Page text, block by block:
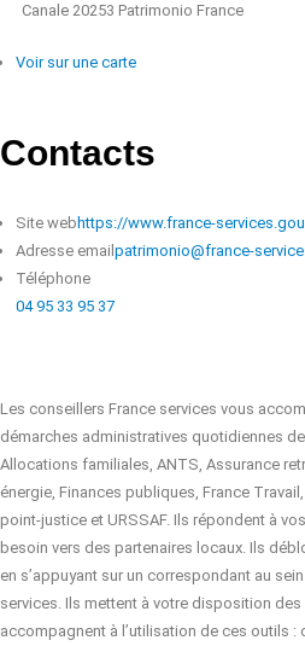
Canale 20253 Patrimonio France
Voir sur une carte
Contacts
Site web https://www.france-
Adresse email patrimonio@france-
Téléphone
04 95 33 95 37
Les conseillers France services vous
démarches administratives quotidiennes
Allocations familiales, ANTS, Assurance
énergie, Finances publiques, France Travail,
point-justice et URSSAF. Ils répondent à
besoin vers des partenaires locaux. Ils
en s’appuyant sur un correspondant au
services. Ils mettent à votre disposition
accompagnent à l’utilisation de ces outils :